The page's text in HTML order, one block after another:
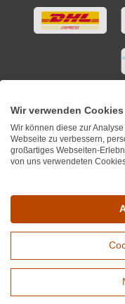
*Alle Preise inkl.
Copyright ©
Wir verwenden Cookies
Wir können diese zur
Webseite zu verbessern,
großartiges Webseiten-
von uns verwendeten